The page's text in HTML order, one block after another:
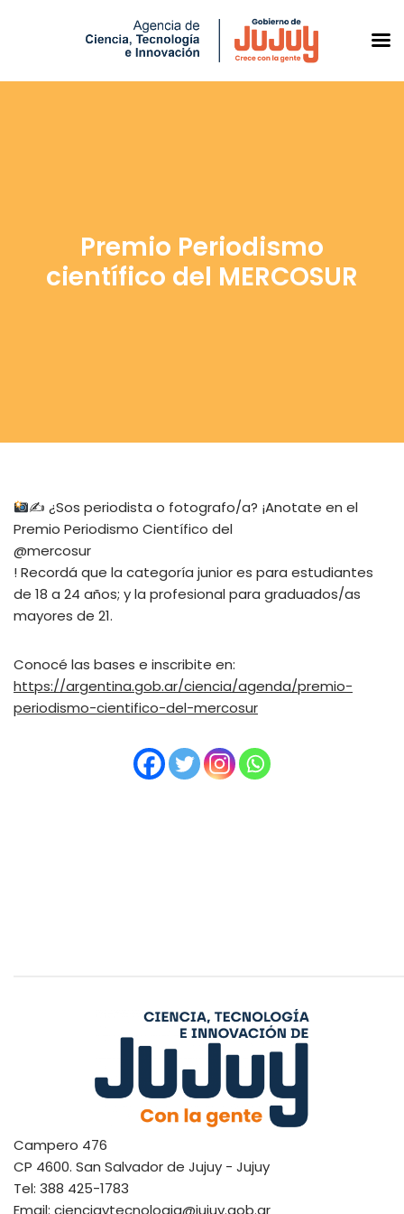
Premio Periodismo
científico del MERCOSUR
✍ ¿Sos periodista o fotografo/a? ¡Anotate en el
Premio Periodismo Científico del
@mercosur
! Recordá que la categoría junior es para estudiantes
de 18 a 24 años; y la profesional para graduados/as
mayores de 21.
Conocé las bases e inscribite en:
https://argentina.gob.ar/ciencia/agenda/premio-
periodismo-cientifico-del-mercosur
Campero 476
CP 4600. San Salvador de Jujuy - Jujuy
Tel: 388 425-1783
Email: cienciaytecnologia@jujuy.gob.ar